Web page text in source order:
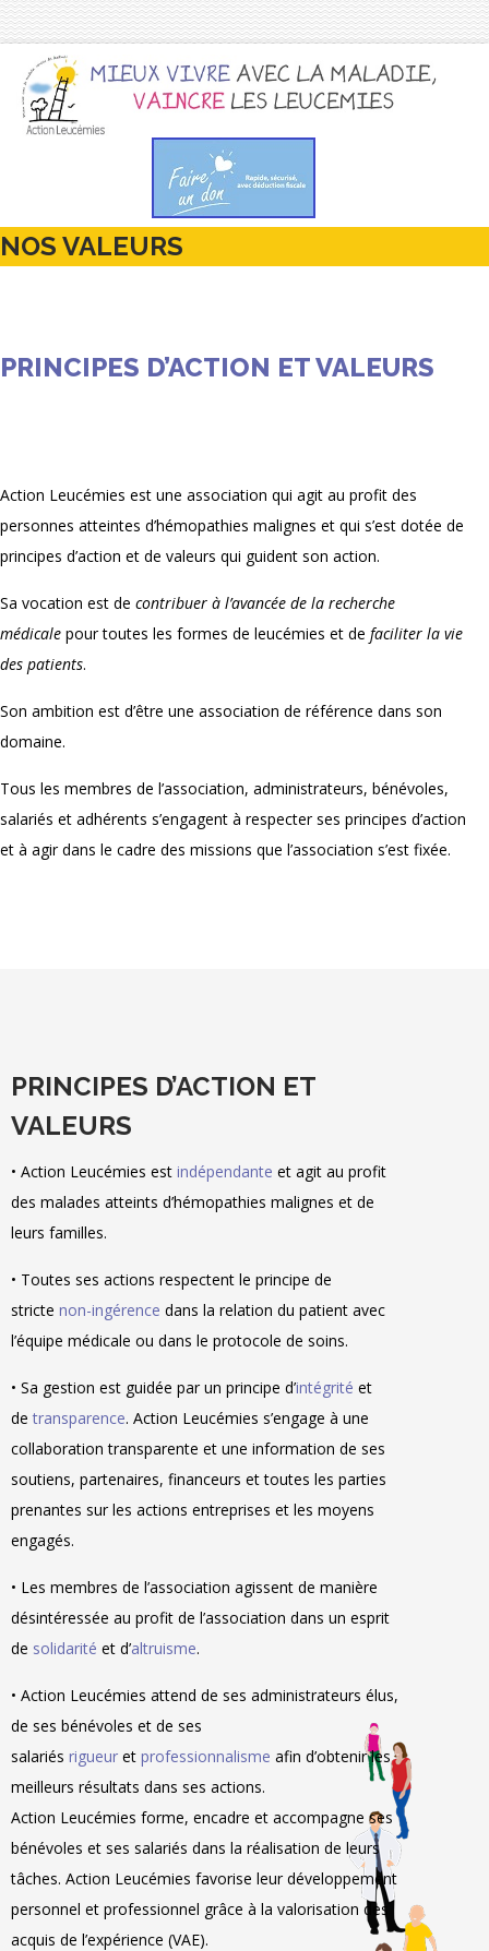
NOS VALEURS
PRINCIPES D’ACTION ET VALEURS
Action Leucémies est une association qui agit au profit des
personnes atteintes d’hémopathies malignes et qui s’est dotée de
principes d’action et de valeurs qui guident son action.
Sa vocation est de contribuer à l’avancée de la recherche
médicale pour toutes les formes de leucémies et de faciliter la vie
des patients.
Son ambition est d’être une association de référence dans son
domaine.
Tous les membres de l’association, administrateurs, bénévoles,
salariés et adhérents s’engagent à respecter ses principes d’action
et à agir dans le cadre des missions que l’association s’est fixée.
PRINCIPES D’ACTION ET
VALEURS
• Action Leucémies est indépendante et agit au profit
des malades atteints d’hémopathies malignes et de
leurs familles.
• Toutes ses actions respectent le principe de
stricte non-ingérence dans la relation du patient avec
l’équipe médicale ou dans le protocole de soins.
• Sa gestion est guidée par un principe d’intégrité et
detransparence. Action Leucémies s’engage à une
collaboration transparente et une information de ses
soutiens, partenaires, financeurs et toutes les parties
prenantes sur les actions entreprises et les moyens
engagés.
• Les membres de l’association agissent de manière
désintéressée au profit de l’association dans un esprit
de solidarité et d’altruisme.
• Action Leucémies attend de ses administrateurs élus,
de ses bénévoles et de ses
salariés rigueur et professionnalisme afin d’obtenir les
meilleurs résultats dans ses actions.
Action Leucémies forme, encadre et accompagne ses
bénévoles et ses salariés dans la réalisation de leurs
tâches. Action Leucémies favorise leur développement
personnel et professionnel grâce à la valorisation des
acquis de l’expérience (VAE).